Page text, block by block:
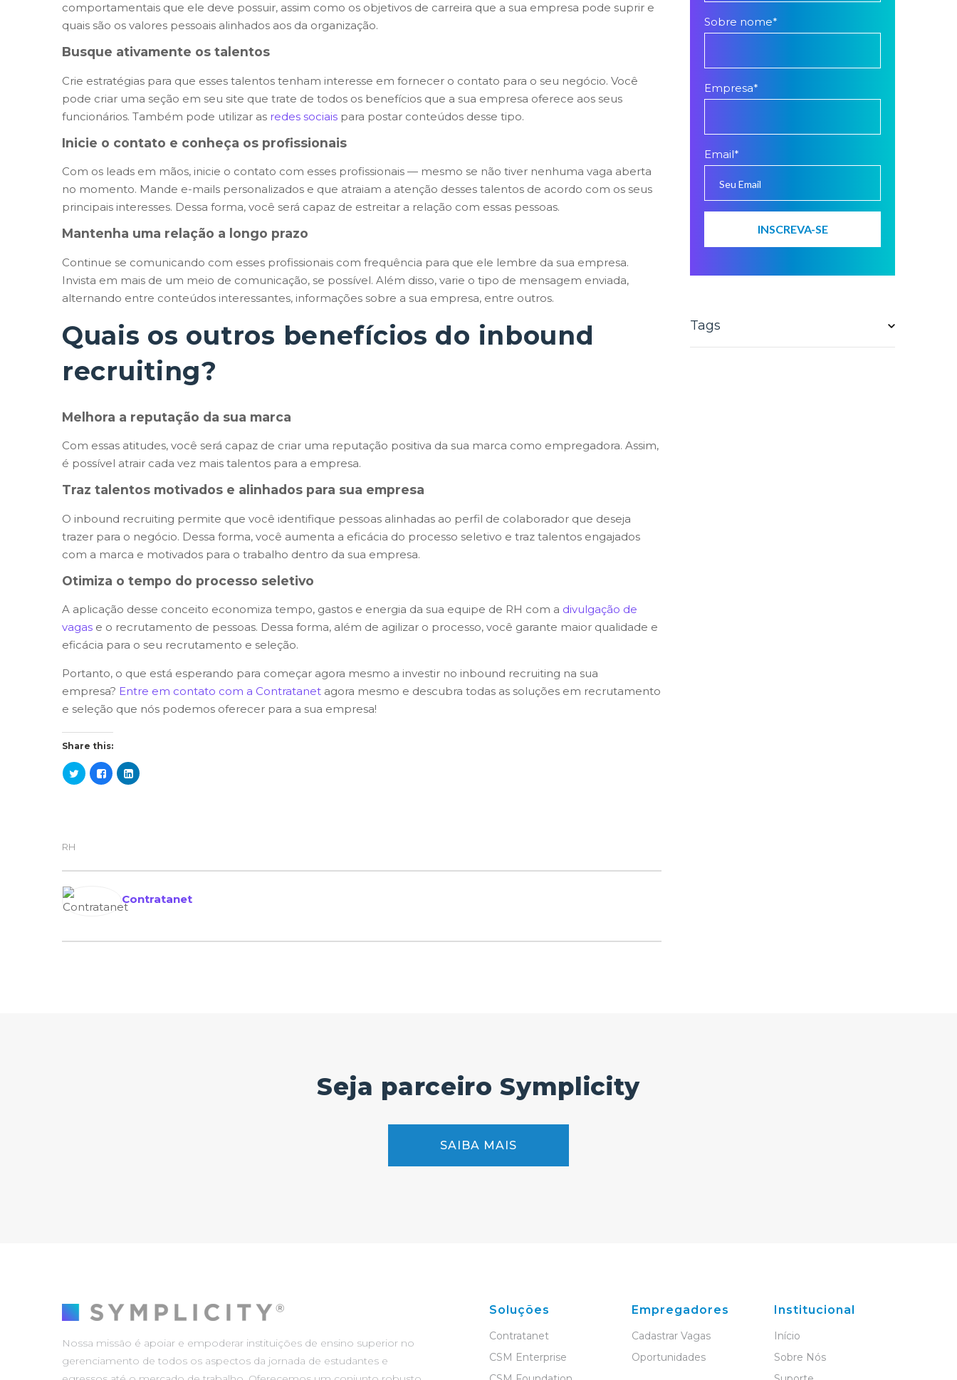
comportamentais que ele deve possuir, assim como os objetivos de carreira que a sua empresa pode suprir e
quais são os valores pessoais alinhados aos da organização.
Busque ativamente os talentos
Crie estratégias para que esses talentos tenham interesse em fornecer o contato para o seu negócio. Você
pode criar uma seção em seu site que trate de todos os benefícios que a sua empresa oferece aos seus
funcionários. Também pode utilizar as redes sociais para postar conteúdos desse tipo.
Inicie o contato e conheça os profissionais
Com os leads em mãos, inicie o contato com esses profissionais — mesmo se não tiver nenhuma vaga aberta
no momento. Mande e-mails personalizados e que atraiam a atenção desses talentos de acordo com os seus
principais interesses. Dessa forma, você será capaz de estreitar a relação com essas pessoas.
Mantenha uma relação a longo prazo
Continue se comunicando com esses profissionais com frequência para que ele lembre da sua empresa.
Invista em mais de um meio de comunicação, se possível. Além disso, varie o tipo de mensagem enviada,
alternando entre conteúdos interessantes, informações sobre a sua empresa, entre outros.
Quais os outros benefícios do inbound
recruiting?
Melhora a reputação da sua marca
Com essas atitudes, você será capaz de criar uma reputação positiva da sua marca como empregadora. Assim,
é possível atrair cada vez mais talentos para a empresa.
Traz talentos motivados e alinhados para sua empresa
O inbound recruiting permite que você identifique pessoas alinhadas ao perfil de colaborador que deseja
trazer para o negócio. Dessa forma, você aumenta a eficácia do processo seletivo e traz talentos engajados
com a marca e motivados para o trabalho dentro da sua empresa.
Otimiza o tempo do processo seletivo
A aplicação desse conceito economiza tempo, gastos e energia da sua equipe de RH com a divulgação de
vagas e o recrutamento de pessoas. Dessa forma, além de agilizar o processo, você garante maior qualidade e
eficácia para o seu recrutamento e seleção.
Portanto, o que está esperando para começar agora mesmo a investir no inbound recruiting na sua
empresa? Entre em contato com a Contratanet agora mesmo e descubra todas as soluções em recrutamento
e seleção que nós podemos oferecer para a sua empresa!
Share this:
RH
Contratanet
Sobre nome*
Empresa*
Email*
Tags
Seja parceiro Symplicity
SAIBA MAIS
Nossa missão é apoiar e empoderar instituições de ensino superior no
gerenciamento de todos os aspectos da jornada de estudantes e
Soluções
Contratanet
CSM Enterprise
Empregadores
Cadastrar Vagas
Oportunidades
Institucional
Início
Sobre Nós